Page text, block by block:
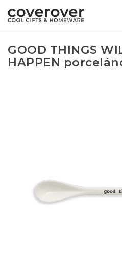
GOOD THINGS
HAPPEN